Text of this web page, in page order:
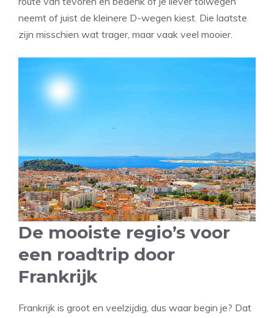
neemt of juist de kleinere D-wegen kiest. Die laatste
zijn misschien wat trager, maar vaak veel mooier.
De mooiste regio’s voor
een roadtrip door
Frankrijk
Frankrijk is groot en veelzijdig, dus waar begin je? Dat